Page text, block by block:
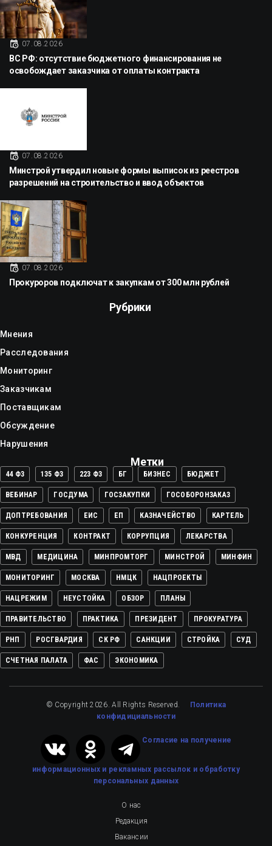
07.08.2026
ВС РФ: отсутствие бюджетного финансирования не
освобождает заказчика от оплаты контракта
07.08.2026
Минстрой утвердил новые формы выписок из реестров
разрешений на строительство и ввод объектов
07.08.2026
Прокуроров подключат к закупкам от 300 млн рублей
Рубрики
Мнения
Расследования
Мониторинг
Заказчикам
Поставщикам
Обсуждение
Нарушения
Метки
44 ФЗ 135 ФЗ 223 ФЗ БГ БИЗНЕС БЮДЖЕТ
ВЕБИНАР ГОСДУМА ГОСЗАКУПКИ ГОСОБОРОНЗАКАЗ
ДОПТРЕБОВАНИЯ ЕИС ЕП КАЗНАЧЕЙСТВО КАРТЕЛЬ
КОНКУРЕНЦИЯ КОНТРАКТ КОРРУПЦИЯ ЛЕКАРСТВА
МВД МЕДИЦИНА МИНПРОМТОРГ МИНСТРОЙ МИНФИН
МОНИТОРИНГ МОСКВА НМЦК НАЦПРОЕКТЫ
НАЦРЕЖИМ НЕУСТОЙКА ОБЗОР ПЛАНЫ
ПРАВИТЕЛЬСТВО ПРАКТИКА ПРЕЗИДЕНТ ПРОКУРАТУРА
РНП РОСГВАРДИЯ СК РФ САНКЦИИ СТРОЙКА СУД
СЧЕТНАЯ ПАЛАТА ФАС ЭКОНОМИКА
© Copyright 2026. All Rights Reserved.
Политика
конфидициальности
Cогласие на получение
информационных и рекламных рассылок и обработку
персональных данных
О нас
Редакция
Вакансии